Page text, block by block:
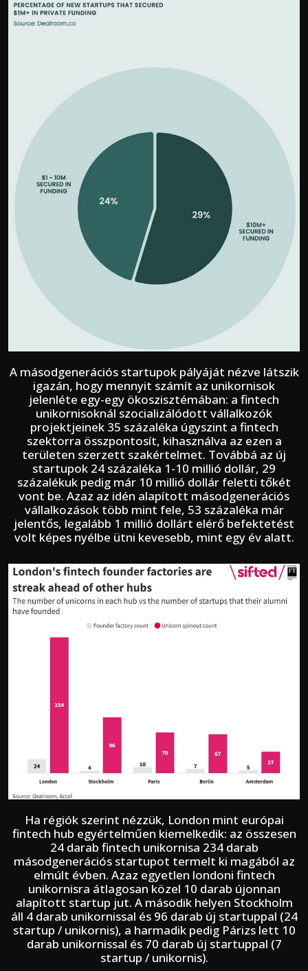
A másodgenerációs startupok pályáját nézve látszik
igazán, hogy mennyit számít az unikornisok
jelenléte egy-egy ökoszisztémában: a fintech
unikornisoknál szocializálódott vállalkozók
projektjeinek 35 százaléka úgyszint a fintech
szektorra összpontosít, kihasználva az ezen a
területen szerzett szakértelmet. Továbbá az új
startupok 24 százaléka 1-10 millió dollár, 29
százalékuk pedig már 10 millió dollár feletti tőkét
vont be. Azaz az idén alapított másodgenerációs
vállalkozások több mint fele, 53 százaléka már
jelentős, legalább 1 millió dollárt elérő befektetést
volt képes nyélbe ütni kevesebb, mint egy év alatt.
Ha régiók szerint nézzük, London mint európai
fintech hub egyértelműen kiemelkedik: az összesen
24 darab fintech unikornisa 234 darab
másodgenerációs startupot termelt ki magából az
elmúlt évben. Azaz egyetlen londoni fintech
unikornisra átlagosan közel 10 darab újonnan
alapított startup jut. A második helyen Stockholm
áll 4 darab unikornissal és 96 darab új startuppal (24
startup / unikornis), a harmadik pedig Párizs lett 10
darab unikornissal és 70 darab új startuppal (7
startup / unikornis).